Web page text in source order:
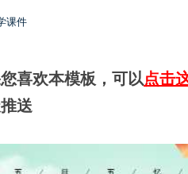
课件
喜欢本模板，可以点击
送